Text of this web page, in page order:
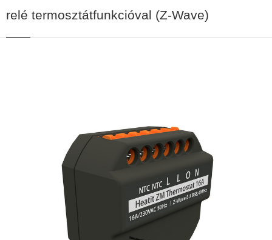
relé termosztátfunkcióval (Z-Wave)